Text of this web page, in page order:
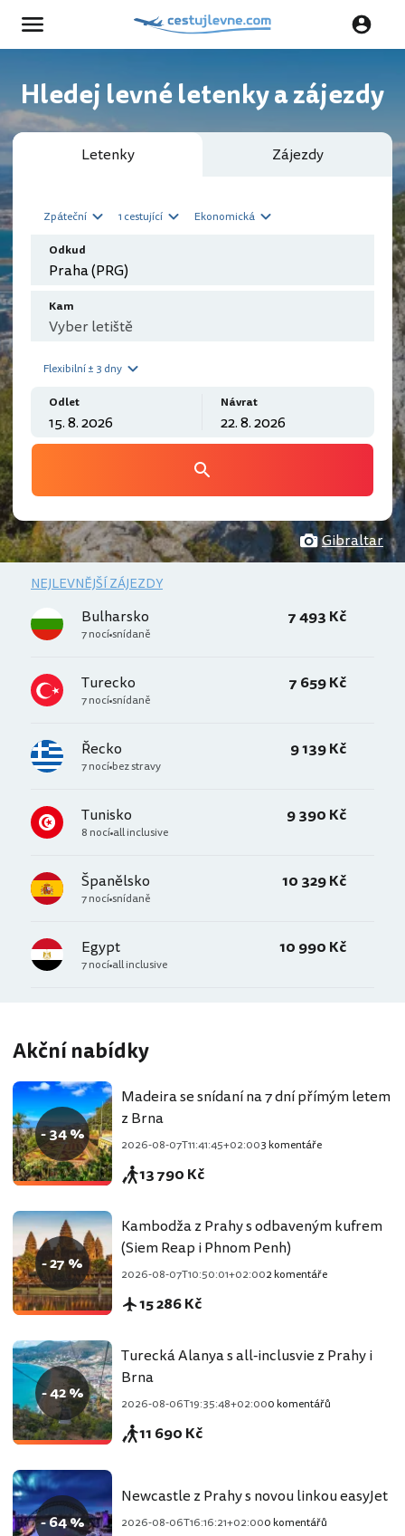
Hledej levné letenky a zájezdy
Letenky Zájezdy
Zpáteční 1 cestující Ekonomická
Odkud
Kam
Flexibilní ± 3 dny
Odlet Návrat
Gibraltar
NEJLEVNĚJŠÍ ZÁJEZDY
Bulharsko 7 493 Kč
7 nocísnídaně
Turecko 7 659 Kč
7 nocísnídaně
Řecko 9 139 Kč
7 nocí bez stravy
Tunisko 9 390 Kč
8 nocí all inclusive
Španělsko 10 329 Kč
7 nocísnídaně
Egypt 10 990 Kč
7 nocí all inclusive
Akční nabídky
- 34 %
Madeira se snídaní na 7 dní přímým letem
z Brna
2026-08-07T11:41:45+02:003 komentáře
13 790 Kč
- 27 %
Kambodža z Prahy s odbaveným kufrem
(Siem Reap i Phnom Penh)
2026-08-07T10:50:01+02:002 komentáře
15 286 Kč
- 42 %
Turecká Alanya s all-inclusvie z Prahy i
Brna
2026-08-06T19:35:48+02:000 komentářů
11 690 Kč
- 64 %
Newcastle z Prahy s novou linkou easyJet
2026-08-06T16:16:21+02:000 komentářů